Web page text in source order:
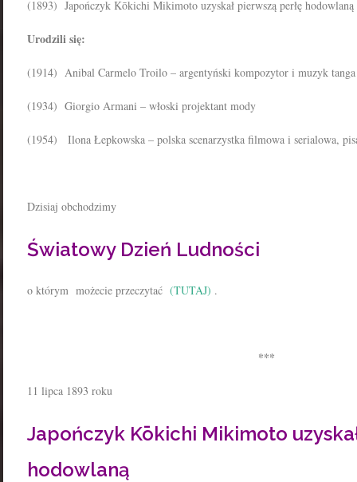
(1893) Japończyk Kōkichi Mikimoto uzyskał pierwszą perłę hodowlaną
Urodzili się:
(1914) Anibal Carmelo Troilo – argentyński kompozytor i muzyk tanga
(1934) Giorgio Armani – włoski projektant mody
(1954) Ilona Łepkowska – polska scenarzystka filmowa i serialowa,
Dzisiaj obchodzimy
Światowy Dzień Ludności
o którym możecie przeczytać (TUTAJ) .
***
11 lipca 1893 roku
Japończyk Kōkichi Mikimoto
hodowlaną